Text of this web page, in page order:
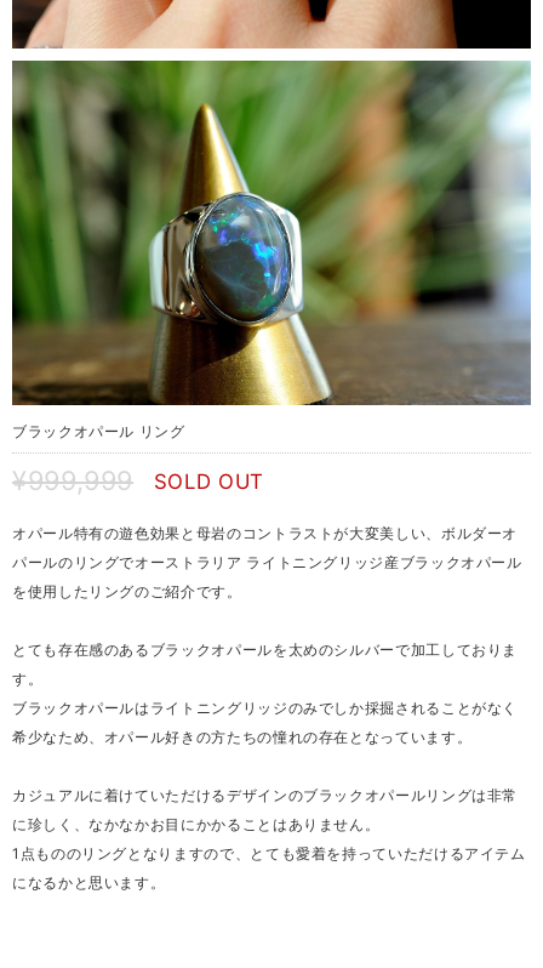
ブラックオパール リング
¥999,999 SOLD OUT
オパール特有の遊色効果と母岩のコントラストが大変美しい、ボルダーオ
パールのリングでオーストラリア ライトニングリッジ産ブラックオパール
を使用したリングのご紹介です。
とても存在感のあるブラックオパールを太めのシルバーで加工しておりま
す。
ブラックオパールはライトニングリッジのみでしか採掘されることがなく
希少なため、オパール好きの方たちの憧れの存在となっています。
カジュアルに着けていただけるデザインのブラックオパールリングは非常
に珍しく、なかなかお目にかかることはありません。
1点もののリングとなりますので、とても愛着を持っていただけるアイテム
になるかと思います。